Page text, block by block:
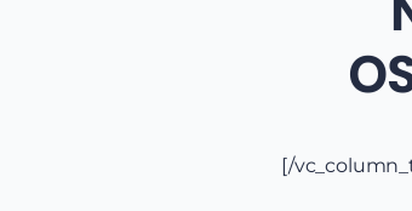
[/